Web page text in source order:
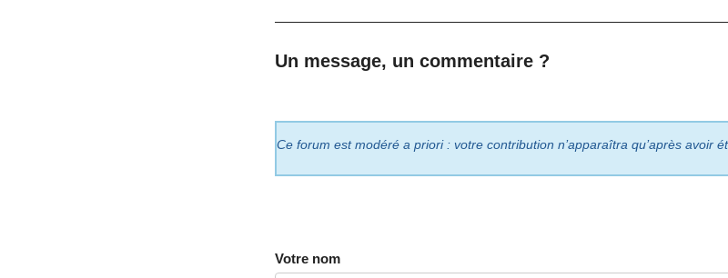
Un message, un commentaire ?
Ce forum est modéré a priori : votre contribution n’apparaîtra qu’après avoir
Votre nom